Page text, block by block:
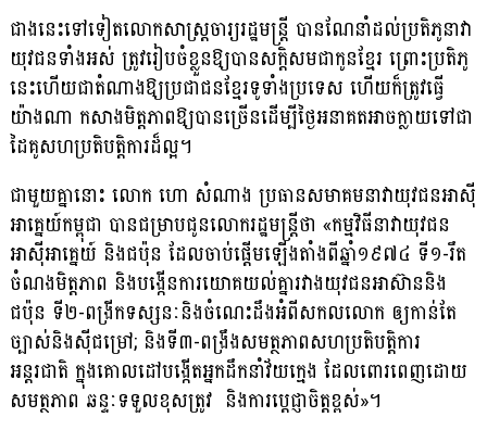
ជាងនេះទៅទៀតលោកសាស្ត្រចារ្យរដ្ឋមន្ត្រី បានណែនាំដល់ប្រតិភូនាវា
យុវជនទាំងអស់ ត្រូវរៀបចំខ្លួនឱ្យបានសក្ដិសមជាកូនខ្មែរ ព្រោះប្រតិភូ
នេះហើយជាតំណាងឱ្យប្រជាជនខ្មែរទូទាំងប្រទេស ហើយក៏ត្រូវធ្វើ
យ៉ាងណា កសាងមិត្តភាពឱ្យបានច្រើនដើម្បីថ្ងៃអនាគតអាចក្លាយទៅជា
ដៃគូសហប្រតិបត្តិការដ៏ល្អ។
ជាមួយគ្នានោះ លោក ហោ សំណាង ប្រធានសមាគមនាវាយុវជនអាស៊ី
អាគ្នេយ៍កម្ពុជា បានជម្រាបជូនលោករដ្ឋមន្ត្រីថា «កម្មវិធីនាវាយុវជន
អាស៊ីអាគ្នេយ៍ និងជប៉ុន ដែលចាប់ផ្តើមឡើងតាំងពីឆ្នាំ១៩៧៤ ទី១-រឹត
ចំណងមិត្តភាព និងបង្កើនការយោគយល់គ្នារវាងយុវជនអាស៊ាននិង
ជប៉ុន ទី២-ពង្រីកទស្សនៈនិងចំណេះដឹងអំពីសកលលោក ឲ្យកាន់តែ
ច្បាស់និងស៊ីជម្រៅ; និងទី៣-ពង្រឹងសមត្ថភាពសហប្រតិបត្តិការ
អន្តរជាតិ ក្នុងគោលដៅបង្កើតអ្នកដឹកនាំវ័យក្មេង ដែលពោរពេញដោយ
សមត្ថភាព ឆន្ទៈទទួលខុសត្រូវ និងការប្តេជ្ញាចិត្តខ្ពស់»។